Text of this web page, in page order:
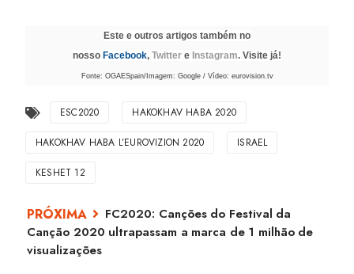
Este e outros artigos também no
nosso Facebook, Twitter e Instagram. Visite já!
Fonte: OGAESpain/Imagem: Google / Vídeo: eurovision.tv
ESC2020 HAKOKHAV HABA 2020
HAKOKHAV HABA L’EUROVIZION 2020 ISRAEL
KESHET 12
FC2020: Canções do Festival da
Canção 2020 ultrapassam a marca de 1 milhão de
visualizações